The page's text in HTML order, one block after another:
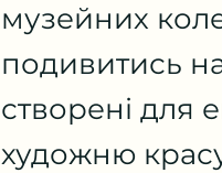
музейних
подивитись
створені для
художню